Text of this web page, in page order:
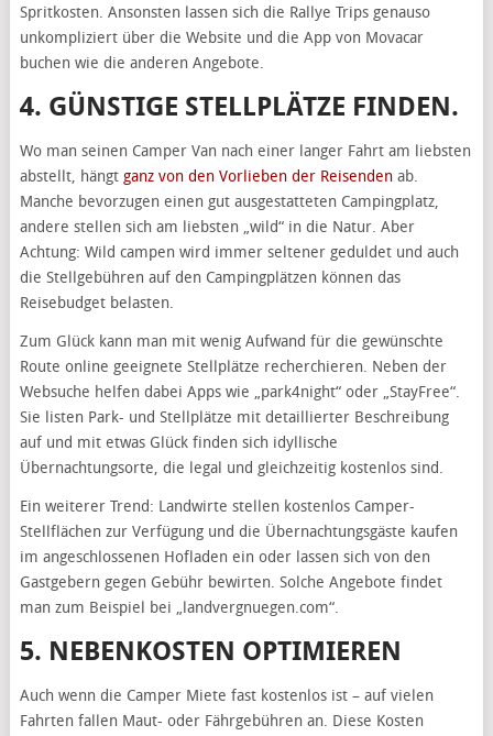
Spritkosten. Ansonsten lassen sich die Rallye Trips genauso
unkompliziert über die Website und die App von Movacar
buchen wie die anderen Angebote.
4. GÜNSTIGE STELLPLÄTZE FINDEN.
Wo man seinen Camper Van nach einer langer Fahrt am liebsten
abstellt, hängt ganz von den Vorlieben der Reisendenab.
Manche bevorzugen einen gut ausgestatteten Campingplatz,
andere stellen sich am liebsten „wild“ in die Natur. Aber
Achtung: Wild campen wird immer seltener geduldet und auch
die Stellgebühren auf den Campingplätzen können das
Reisebudget belasten.
Zum Glück kann man mit wenig Aufwand für die gewünschte
Route online geeignete Stellplätze recherchieren. Neben der
Websuche helfen dabei Apps wie „park4night“ oder „StayFree“.
Sie listen Park- und Stellplätze mit detaillierter Beschreibung
auf und mit etwas Glück finden sich idyllische
Übernachtungsorte, die legal und gleichzeitig kostenlos sind.
Ein weiterer Trend: Landwirte stellen kostenlos Camper-
Stellflächen zur Verfügung und die Übernachtungsgäste kaufen
im angeschlossenen Hofladen ein oder lassen sich von den
Gastgebern gegen Gebühr bewirten. Solche Angebote findet
man zum Beispiel bei „landvergnuegen.com“.
5. NEBENKOSTEN OPTIMIEREN
Auch wenn die Camper Miete fast kostenlos ist – auf vielen
Fahrten fallen Maut- oder Fährgebühren an. Diese Kosten